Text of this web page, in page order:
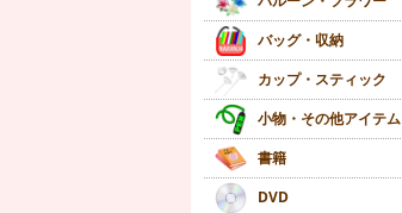
バッグ・収納
カップ・スティック
小物・その他アイテム
書籍
DVD